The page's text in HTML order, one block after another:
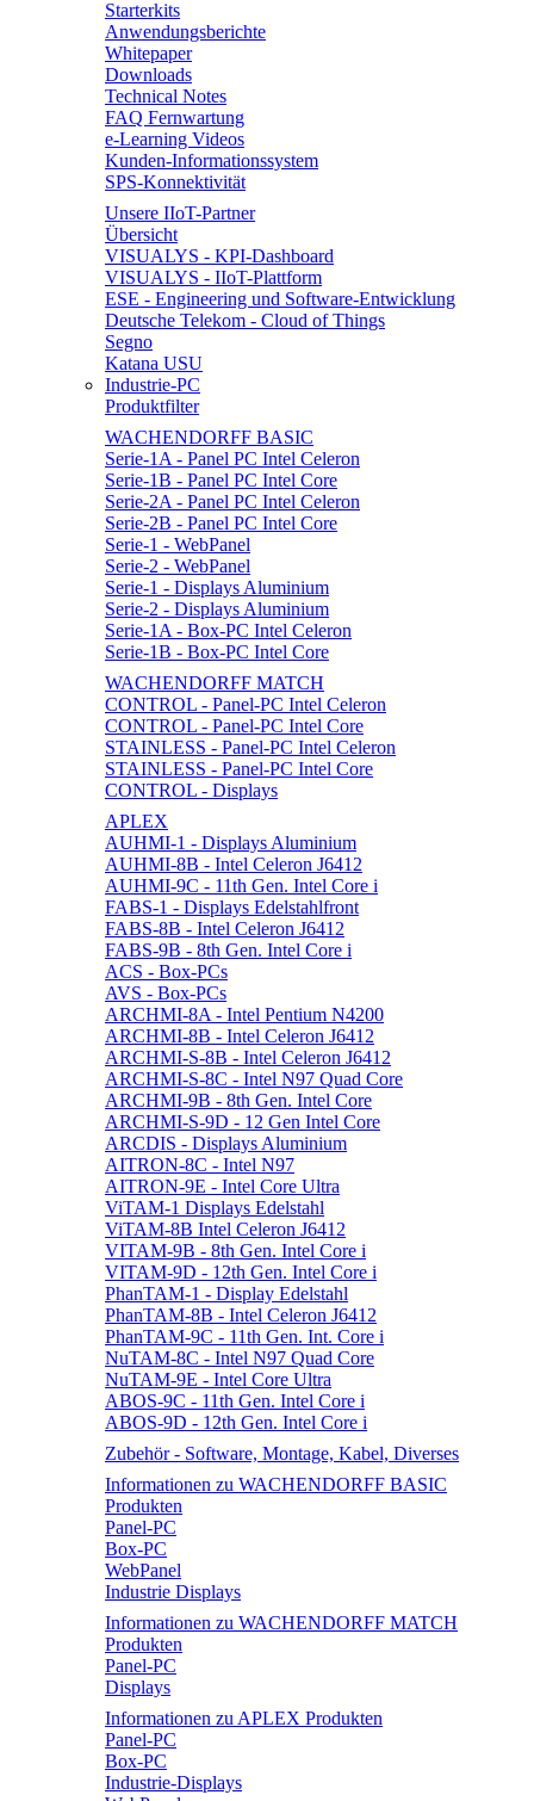
Starterkits
Anwendungsberichte
Whitepaper
Downloads
Technical Notes
FAQ Fernwartung
e-Learning Videos
Kunden-Informationssystem
SPS-Konnektivität
Unsere IIoT-Partner
Übersicht
VISUALYS - KPI-Dashboard
VISUALYS - IIoT-Plattform
ESE - Engineering und Software-Entwicklung
Deutsche Telekom - Cloud of Things
Segno
Katana USU
Industrie-PC
Produktfilter
WACHENDORFF BASIC
Serie-1A - Panel PC Intel Celeron
Serie-1B - Panel PC Intel Core
Serie-2A - Panel PC Intel Celeron
Serie-2B - Panel PC Intel Core
Serie-1 - WebPanel
Serie-2 - WebPanel
Serie-1 - Displays Aluminium
Serie-2 - Displays Aluminium
Serie-1A - Box-PC Intel Celeron
Serie-1B - Box-PC Intel Core
WACHENDORFF MATCH
CONTROL - Panel-PC Intel Celeron
CONTROL - Panel-PC Intel Core
STAINLESS - Panel-PC Intel Celeron
STAINLESS - Panel-PC Intel Core
CONTROL - Displays
APLEX
AUHMI-1 - Displays Aluminium
AUHMI-8B - Intel Celeron J6412
AUHMI-9C - 11th Gen. Intel Core i
FABS-1 - Displays Edelstahlfront
FABS-8B - Intel Celeron J6412
FABS-9B - 8th Gen. Intel Core i
ACS - Box-PCs
AVS - Box-PCs
ARCHMI-8A - Intel Pentium N4200
ARCHMI-8B - Intel Celeron J6412
ARCHMI-S-8B - Intel Celeron J6412
ARCHMI-S-8C - Intel N97 Quad Core
ARCHMI-9B - 8th Gen. Intel Core
ARCHMI-S-9D - 12 Gen Intel Core
ARCDIS - Displays Aluminium
AITRON-8C - Intel N97
AITRON-9E - Intel Core Ultra
ViTAM-1 Displays Edelstahl
ViTAM-8B Intel Celeron J6412
VITAM-9B - 8th Gen. Intel Core i
VITAM-9D - 12th Gen. Intel Core i
PhanTAM-1 - Display Edelstahl
PhanTAM-8B - Intel Celeron J6412
PhanTAM-9C - 11th Gen. Int. Core i
NuTAM-8C - Intel N97 Quad Core
NuTAM-9E - Intel Core Ultra
ABOS-9C - 11th Gen. Intel Core i
ABOS-9D - 12th Gen. Intel Core i
Zubehör - Software, Montage, Kabel, Diverses
Informationen zu WACHENDORFF BASIC
Produkten
Panel-PC
Box-PC
WebPanel
Industrie Displays
Informationen zu WACHENDORFF MATCH
Produkten
Panel-PC
Displays
Informationen zu APLEX Produkten
Panel-PC
Box-PC
Industrie-Displays